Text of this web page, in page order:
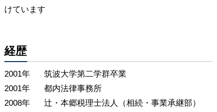
けています
経歴
2001年
筑波大学第二学群卒業
2001年
都内法律事務所
2008年
辻・本郷税理士法人（相続・事業承継部）